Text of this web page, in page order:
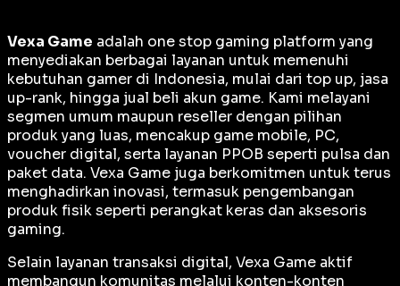
Vexa Game adalah one stop gaming platform yang
menyediakan berbagai layanan untuk memenuhi
kebutuhan gamer di Indonesia, mulai dari top up, jasa
up-rank, hingga jual beli akun game. Kami melayani
segmen umum maupun reseller dengan pilihan
produk yang luas, mencakup game mobile, PC,
voucher digital, serta layanan PPOB seperti pulsa dan
paket data. Vexa Game juga berkomitmen untuk terus
menghadirkan inovasi, termasuk pengembangan
produk fisik seperti perangkat keras dan aksesoris
gaming.
Selain layanan transaksi digital, Vexa Game aktif
membangun komunitas melalui konten-konten